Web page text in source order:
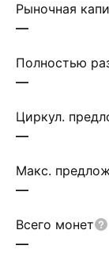
Рыночная
—
—
Циркул.
—
Макс.
—
Всего монет
—